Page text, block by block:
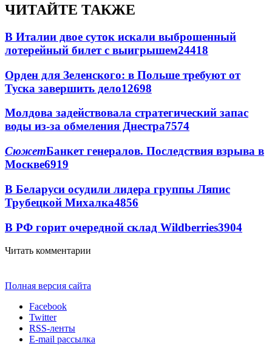
ЧИТАЙТЕ ТАКЖЕ
В Италии двое суток искали выброшенный
лотерейный билет с выигрышем24418
Орден для Зеленского: в Польше требуют от
Туска завершить дело12698
Молдова задействовала стратегический запас
воды из-за обмеления Днестра7574
СюжетБанкет генералов. Последствия взрыва в
Москве6919
В Беларуси осудили лидера группы Ляпис
Трубецкой Михалка4856
В РФ горит очередной склад Wildberries3904
Читать комментарии
Полная версия сайта
Facebook
Twitter
RSS-ленты
E-mail рассылка